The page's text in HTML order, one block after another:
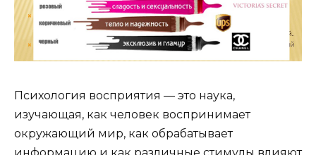
Психология восприятия — это наука,
изучающая, как человек воспринимает
окружающий мир, как обрабатывает